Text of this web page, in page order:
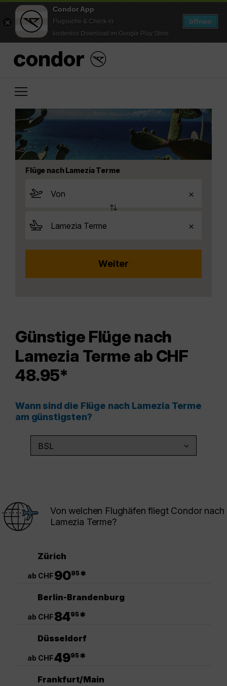
Condor App
Flugsuche & Check-in
kostenlos Download im Google Play Store
öffnen
Flüge nach Lamezia Terme
Günstige Flüge nach
Lamezia Terme ab CHF
48.95*
Wann sind die Flüge nach Lamezia Terme
am günstigsten?
Von welchen Flughäfen fliegt Condor nach
Lamezia Terme?
Zürich
ab CHF9095*
Berlin-Brandenburg
ab CHF8495*
Düsseldorf
ab CHF4995*
Frankfurt/Main